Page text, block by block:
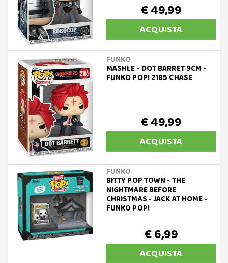
€ 49,99
ACQUISTA
FUNKO
MASHLE - DOT BARRET 9CM -
FUNKO POP! 2185 CHASE
€ 49,99
ACQUISTA
FUNKO
BITTY POP TOWN - THE
NIGHTMARE BEFORE
CHRISTMAS - JACK AT HOME -
FUNKO POP!
€ 6,99
ACQUISTA